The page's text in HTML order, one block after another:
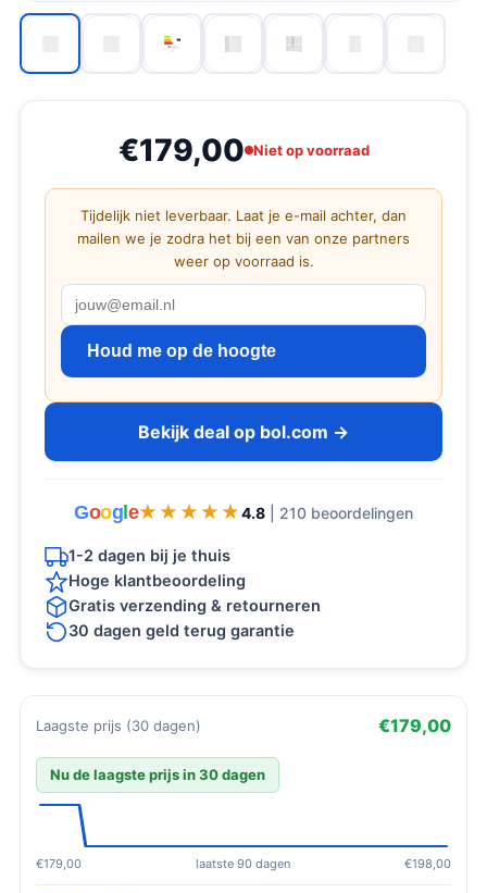
€179,00 Niet op voorraad
Tijdelijk niet leverbaar. Laat je e-mail achter, dan
mailen we je zodra het bij een van onze partners
weer op voorraad is.
Houd me op de hoogte
Bekijk deal op bol.com →
Goog e★★★★★
★★★★★ 4.8 | 210 beoordelingen
1-2 dagen bij je thuis
Hoge klantbeoordeling
Gratis verzending & retourneren
30 dagen geld terug garantie
Laagste prijs (30 dagen) €179,00
Nu de laagste prijs in 30 dagen
€179,00 laatste 90 dagen €198,00